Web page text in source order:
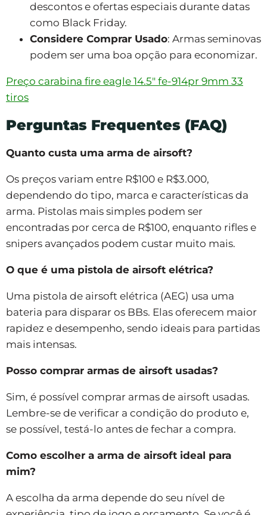
descontos e ofertas especiais durante datas
como Black Friday.
Considere Comprar Usado: Armas seminovas
podem ser uma boa opção para economizar.
Preço carabina fire eagle 14.5″ fe-914pr 9mm 33
tiros
Perguntas Frequentes (FAQ)
Quanto custa uma arma de airsoft?
Os preços variam entre R$100 e R$3.000,
dependendo do tipo, marca e características da
arma. Pistolas mais simples podem ser
encontradas por cerca de R$100, enquanto rifles e
snipers avançados podem custar muito mais.
O que é uma pistola de airsoft elétrica?
Uma pistola de airsoft elétrica (AEG) usa uma
bateria para disparar os BBs. Elas oferecem maior
rapidez e desempenho, sendo ideais para partidas
mais intensas.
Posso comprar armas de airsoft usadas?
Sim, é possível comprar armas de airsoft usadas.
Lembre-se de verificar a condição do produto e,
se possível, testá-lo antes de fechar a compra.
Como escolher a arma de airsoft ideal para
mim?
A escolha da arma depende do seu nível de